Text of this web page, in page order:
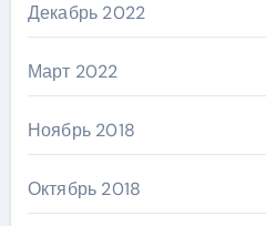
Декабрь 2022
Март 2022
Ноябрь 2018
Октябрь 2018